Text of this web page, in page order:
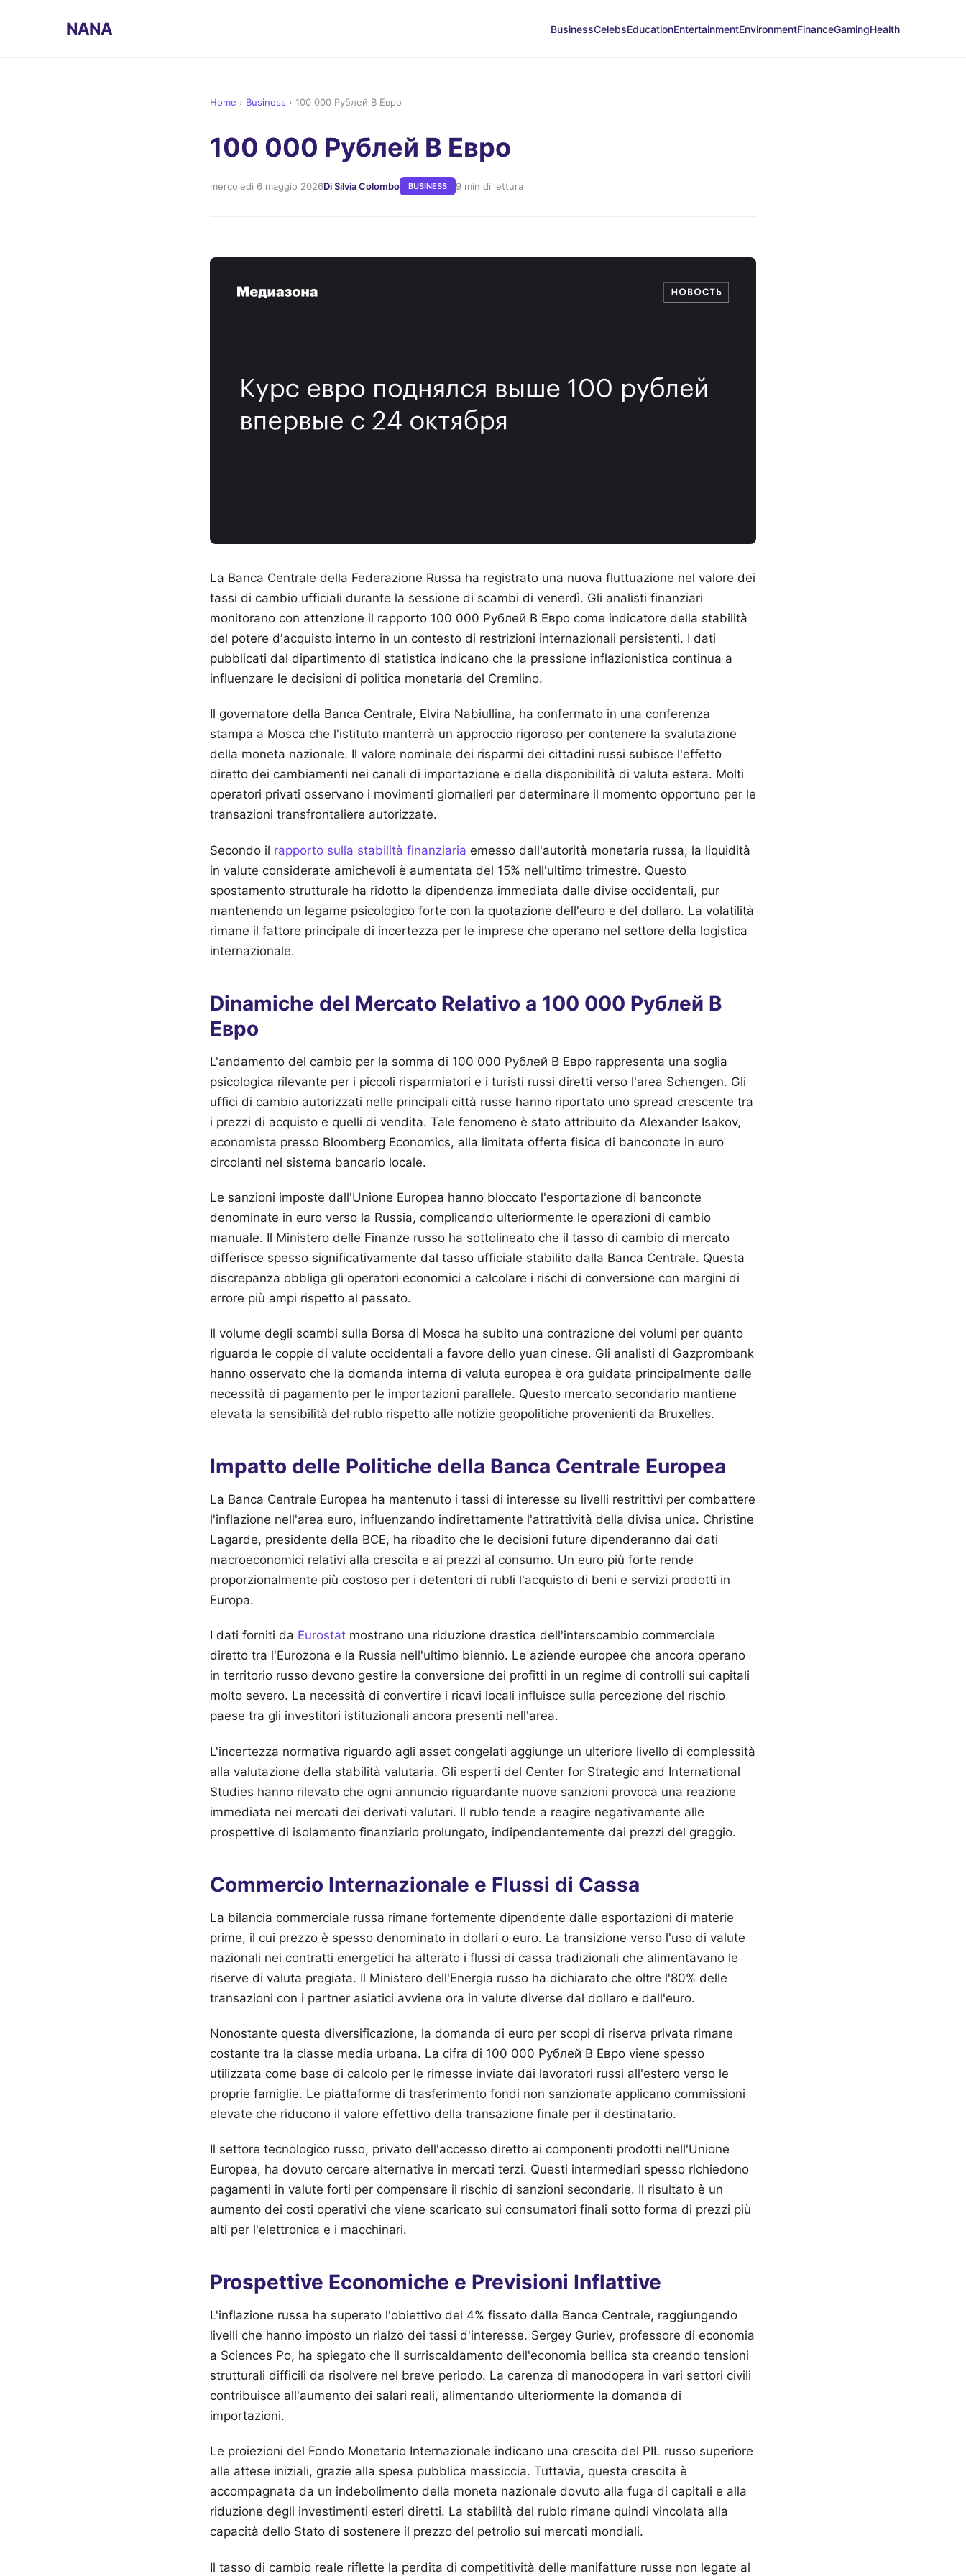
NANA BusinessCelebsEducationEntertainmentEnvironmentFinanceGamingHealth
Home › Business › 100 000 Рублей В Евро
100 000 Рублей В Евро
mercoledì 6 maggio 2026Di Silvia Colombo BUSINESS 9 min di lettura
La Banca Centrale della Federazione Russa ha registrato una nuova fluttuazione nel valore dei
tassi di cambio ufficiali durante la sessione di scambi di venerdì. Gli analisti finanziari
monitorano con attenzione il rapporto 100 000 Рублей В Евро come indicatore della stabilità
del potere d'acquisto interno in un contesto di restrizioni internazionali persistenti. I dati
pubblicati dal dipartimento di statistica indicano che la pressione inflazionistica continua a
influenzare le decisioni di politica monetaria del Cremlino.
Il governatore della Banca Centrale, Elvira Nabiullina, ha confermato in una conferenza
stampa a Mosca che l'istituto manterrà un approccio rigoroso per contenere la svalutazione
della moneta nazionale. Il valore nominale dei risparmi dei cittadini russi subisce l'effetto
diretto dei cambiamenti nei canali di importazione e della disponibilità di valuta estera. Molti
operatori privati osservano i movimenti giornalieri per determinare il momento opportuno per le
transazioni transfrontaliere autorizzate.
Secondo il rapporto sulla stabilità finanziaria emesso dall'autorità monetaria russa, la liquidità
in valute considerate amichevoli è aumentata del 15% nell'ultimo trimestre. Questo
spostamento strutturale ha ridotto la dipendenza immediata dalle divise occidentali, pur
mantenendo un legame psicologico forte con la quotazione dell'euro e del dollaro. La volatilità
rimane il fattore principale di incertezza per le imprese che operano nel settore della logistica
internazionale.
Dinamiche del Mercato Relativo a 100 000 Рублей В
Евро
L'andamento del cambio per la somma di 100 000 Рублей В Евро rappresenta una soglia
psicologica rilevante per i piccoli risparmiatori e i turisti russi diretti verso l'area Schengen. Gli
uffici di cambio autorizzati nelle principali città russe hanno riportato uno spread crescente tra
i prezzi di acquisto e quelli di vendita. Tale fenomeno è stato attribuito da Alexander Isakov,
economista presso Bloomberg Economics, alla limitata offerta fisica di banconote in euro
circolanti nel sistema bancario locale.
Le sanzioni imposte dall'Unione Europea hanno bloccato l'esportazione di banconote
denominate in euro verso la Russia, complicando ulteriormente le operazioni di cambio
manuale. Il Ministero delle Finanze russo ha sottolineato che il tasso di cambio di mercato
differisce spesso significativamente dal tasso ufficiale stabilito dalla Banca Centrale. Questa
discrepanza obbliga gli operatori economici a calcolare i rischi di conversione con margini di
errore più ampi rispetto al passato.
Il volume degli scambi sulla Borsa di Mosca ha subito una contrazione dei volumi per quanto
riguarda le coppie di valute occidentali a favore dello yuan cinese. Gli analisti di Gazprombank
hanno osservato che la domanda interna di valuta europea è ora guidata principalmente dalle
necessità di pagamento per le importazioni parallele. Questo mercato secondario mantiene
elevata la sensibilità del rublo rispetto alle notizie geopolitiche provenienti da Bruxelles.
Impatto delle Politiche della Banca Centrale Europea
La Banca Centrale Europea ha mantenuto i tassi di interesse su livelli restrittivi per combattere
l'inflazione nell'area euro, influenzando indirettamente l'attrattività della divisa unica. Christine
Lagarde, presidente della BCE, ha ribadito che le decisioni future dipenderanno dai dati
macroeconomici relativi alla crescita e ai prezzi al consumo. Un euro più forte rende
proporzionalmente più costoso per i detentori di rubli l'acquisto di beni e servizi prodotti in
Europa.
I dati forniti da Eurostat mostrano una riduzione drastica dell'interscambio commerciale
diretto tra l'Eurozona e la Russia nell'ultimo biennio. Le aziende europee che ancora operano
in territorio russo devono gestire la conversione dei profitti in un regime di controlli sui capitali
molto severo. La necessità di convertire i ricavi locali influisce sulla percezione del rischio
paese tra gli investitori istituzionali ancora presenti nell'area.
L'incertezza normativa riguardo agli asset congelati aggiunge un ulteriore livello di complessità
alla valutazione della stabilità valutaria. Gli esperti del Center for Strategic and International
Studies hanno rilevato che ogni annuncio riguardante nuove sanzioni provoca una reazione
immediata nei mercati dei derivati valutari. Il rublo tende a reagire negativamente alle
prospettive di isolamento finanziario prolungato, indipendentemente dai prezzi del greggio.
Commercio Internazionale e Flussi di Cassa
La bilancia commerciale russa rimane fortemente dipendente dalle esportazioni di materie
prime, il cui prezzo è spesso denominato in dollari o euro. La transizione verso l'uso di valute
nazionali nei contratti energetici ha alterato i flussi di cassa tradizionali che alimentavano le
riserve di valuta pregiata. Il Ministero dell'Energia russo ha dichiarato che oltre l'80% delle
transazioni con i partner asiatici avviene ora in valute diverse dal dollaro e dall'euro.
Nonostante questa diversificazione, la domanda di euro per scopi di riserva privata rimane
costante tra la classe media urbana. La cifra di 100 000 Рублей В Евро viene spesso
utilizzata come base di calcolo per le rimesse inviate dai lavoratori russi all'estero verso le
proprie famiglie. Le piattaforme di trasferimento fondi non sanzionate applicano commissioni
elevate che riducono il valore effettivo della transazione finale per il destinatario.
Il settore tecnologico russo, privato dell'accesso diretto ai componenti prodotti nell'Unione
Europea, ha dovuto cercare alternative in mercati terzi. Questi intermediari spesso richiedono
pagamenti in valute forti per compensare il rischio di sanzioni secondarie. Il risultato è un
aumento dei costi operativi che viene scaricato sui consumatori finali sotto forma di prezzi più
alti per l'elettronica e i macchinari.
Prospettive Economiche e Previsioni Inflattive
L'inflazione russa ha superato l'obiettivo del 4% fissato dalla Banca Centrale, raggiungendo
livelli che hanno imposto un rialzo dei tassi d'interesse. Sergey Guriev, professore di economia
a Sciences Po, ha spiegato che il surriscaldamento dell'economia bellica sta creando tensioni
strutturali difficili da risolvere nel breve periodo. La carenza di manodopera in vari settori civili
contribuisce all'aumento dei salari reali, alimentando ulteriormente la domanda di
importazioni.
Le proiezioni del Fondo Monetario Internazionale indicano una crescita del PIL russo superiore
alle attese iniziali, grazie alla spesa pubblica massiccia. Tuttavia, questa crescita è
accompagnata da un indebolimento della moneta nazionale dovuto alla fuga di capitali e alla
riduzione degli investimenti esteri diretti. La stabilità del rublo rimane quindi vincolata alla
capacità dello Stato di sostenere il prezzo del petrolio sui mercati mondiali.
Il tasso di cambio reale riflette la perdita di competitività delle manifatture russe non legate al